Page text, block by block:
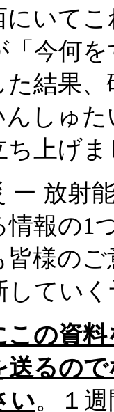
にいて
「今何
結果
んしゅ
ち上げ
ー 放射
情報の1
皆様の
してい
この資
送るの
い。１